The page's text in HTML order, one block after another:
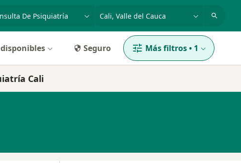
enfermedad o nombre
Seguro Más filtros• 1
Cali